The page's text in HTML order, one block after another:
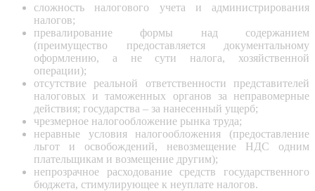
сложность налогового учета и администрирования
налогов;
превалирование формы над содержанием
(преимущество предоставляется документальному
оформлению, а не сути налога, хозяйственной
операции);
отсутствие реальной ответственности представителей
налоговых и таможенных органов за неправомерные
действия; государства – за нанесенный ущерб;
чрезмерное налогообложение рынка труда;
неравные условия налогообложения (предоставление
льгот и освобождений, невозмещение НДС одним
плательщикам и возмещение другим);
непрозрачное расходование средств государственного
бюджета, стимулирующее к неуплате налогов.